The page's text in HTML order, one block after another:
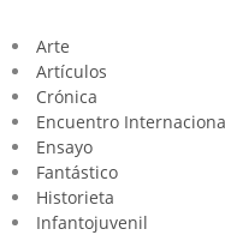
Arte
Artículos
Crónica
Encuentro
Ensayo
Fantástico
Historieta
Infantojuvenil